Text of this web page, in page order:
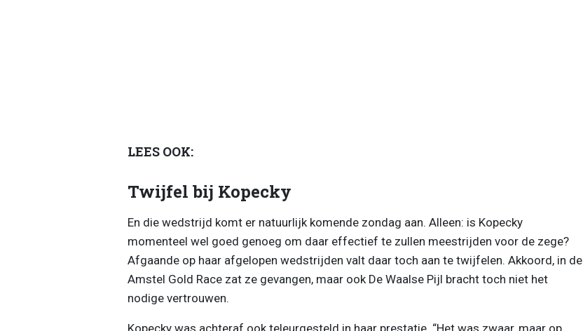
LEES OOK:
Twijfel bij Kopecky
En die wedstrijd komt er natuurlijk komende zondag aan. Alleen: is Kopecky
momenteel wel goed genoeg om daar effectief te zullen meestrijden voor de zege?
Afgaande op haar afgelopen wedstrijden valt daar toch aan te twijfelen. Akkoord, in de
Amstel Gold Race zat ze gevangen, maar ook De Waalse Pijl bracht toch niet het
nodige vertrouwen.
Kopecky was achteraf ook teleurgesteld in haar prestatie. “Het was zwaar, maar op